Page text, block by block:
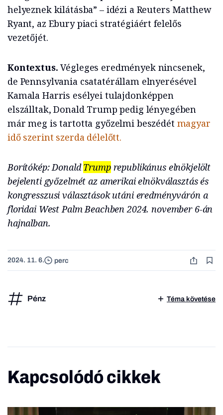
helyeznek kilátásba” – idézi a Reuters Matthew
Ryant, az Ebury piaci stratégiáért felelős
vezetőjét.
Kontextus.Végleges eredmények nincsenek,
de Pennsylvania csatatérállam elnyerésével
Kamala Harris esélyei tulajdonképpen
elszálltak, Donald Trump pedig lényegében
már meg is tartotta győzelmi beszédét magyar
idő szerint szerda délelőtt.
Borítókép: DonaldTrumprepublikánus elnökjelölt
bejelenti győzelmét az amerikai elnökválasztás és
kongresszusi választások utáni eredményvárón a
floridai West Palm Beachben 2024. november 6-án
hajnalban.
2024. 11. 6. perc
Pénz Téma követése
Kapcsolódó cikkek